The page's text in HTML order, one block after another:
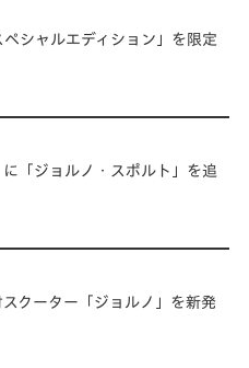
シャルエディション」を限定
「ジョルノ・スポルト」を追
クーター「ジョルノ」を新発